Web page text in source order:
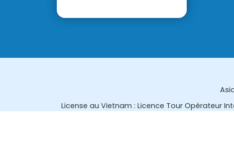
License au Vietnam : Licence Tour Opérateur